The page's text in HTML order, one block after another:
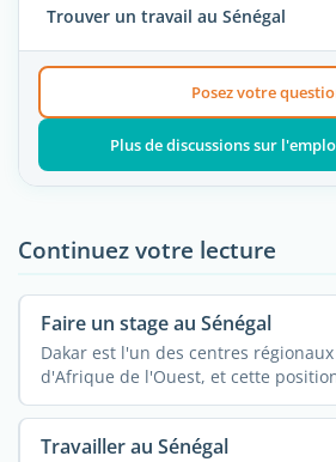
Trouver un travail au Sénégal
Posez votre
Plus de discussions sur
Continuez votre lecture
Faire un stage au Sénégal
Dakar est l'un des centres
d'Afrique de l'Ouest, et cette
Travailler au Sénégal